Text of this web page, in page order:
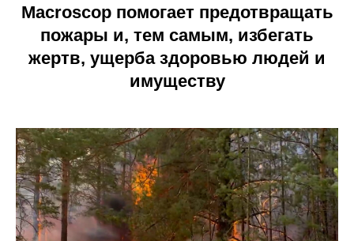
Macroscop помогает предотвращать
пожары и, тем самым, избегать
жертв, ущерба здоровью людей и
имуществу